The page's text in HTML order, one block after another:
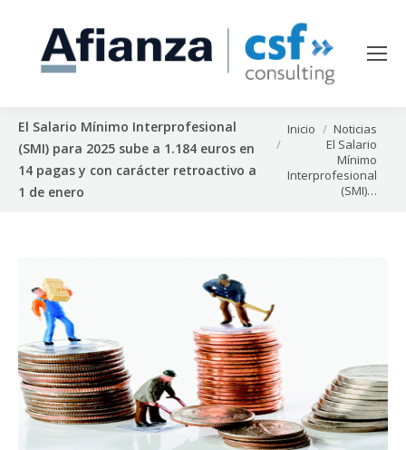
El Salario Mínimo Interprofesional
(SMI) para 2025 sube a 1.184 euros en
14 pagas y con carácter retroactivo a
1 de enero
Estás aquí:
Inicio
Noticias
El Salario
Mínimo
Interprofesional
(SMI)…